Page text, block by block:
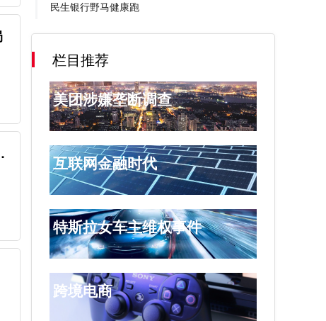
民生银行野马健康跑
栏目推荐
美团涉嫌垄断调查
互联网金融时代
特斯拉女车主维权事件
跨境电商